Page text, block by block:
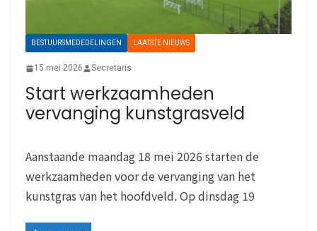
BESTUURSMEDEDELINGEN LAATSTE NIEUWS
15 mei 2026 Secretaris
Start werkzaamheden
vervanging kunstgrasveld
Aanstaande maandag 18 mei 2026 starten de
werkzaamheden voor de vervanging van het
kunstgras van het hoofdveld. Op dinsdag 19